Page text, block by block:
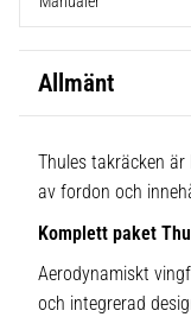
Allmänt
Thules takräcken
av fordon och
Komplett paket
Aerodynamiskt
och integrerad